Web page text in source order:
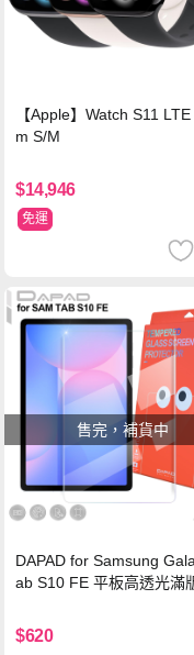
【Apple】Watch S11
m S/M
$14,946
免運
售完，補貨中
DAPAD for Samsung
ab S10 FE 平板高透光滿
$620